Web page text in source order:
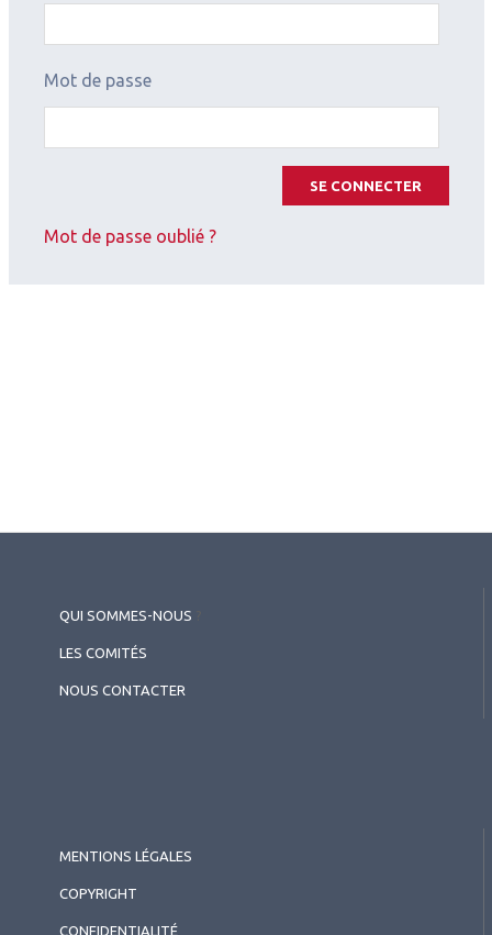
Mot de passe
SE CONNECTER
Mot de passe oublié ?
QUI SOMMES-NOUS
LES COMITÉS
NOUS CONTACTER
MENTIONS LÉGALES
COPYRIGHT
CONFIDENTIALITÉ